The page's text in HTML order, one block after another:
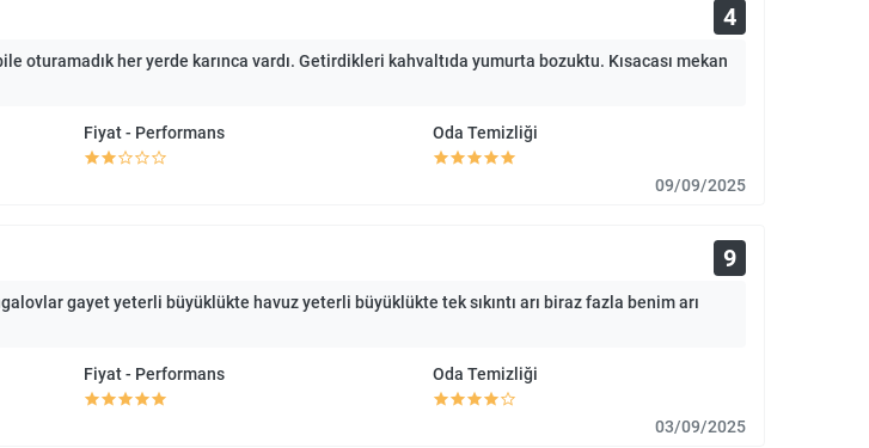
4
her yerde karınca vardı. Getirdikleri kahvaltıda yumurta bozuktu. Kısacası mekan
Fiyat - Performans Oda Temizliği
09/09/2025
9
gayet yeterli büyüklükte havuz yeterli büyüklükte tek sıkıntı arı biraz fazla benim arı
Fiyat - Performans Oda Temizliği
03/09/2025